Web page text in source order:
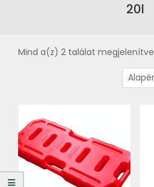
20l
Mind a(z) 2 találat megjelenítve